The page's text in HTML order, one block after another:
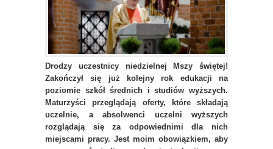
Drodzy uczestnicy niedzielnej Mszy świętej!
Zakończył się już kolejny rok edukacji na
poziomie szkół średnich i studiów wyższych.
Maturzyści przeglądają oferty, które składają
uczelnie, a absolwenci uczelni wyższych
rozglądają się za odpowiednimi dla nich
miejscami pracy. Jest moim obowiązkiem, aby